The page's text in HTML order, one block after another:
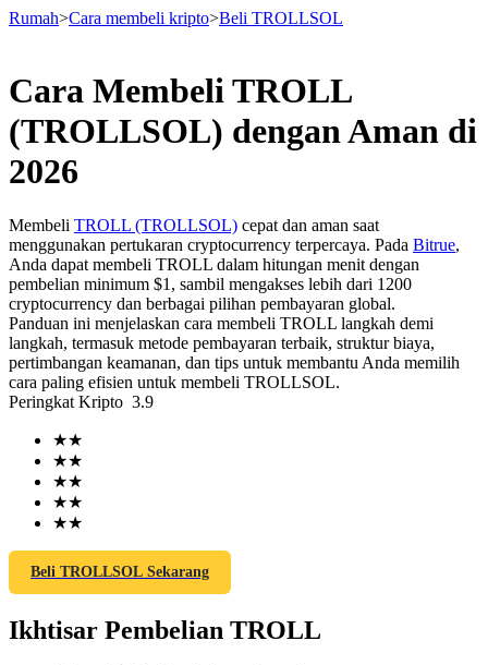
Berjangka
USDT Berjangka
Kontrak berjangka menggunakan USDT sebagai jaminannya
Mata Uang Kripto Berjangka
Rumah>Cara membeli kripto>Beli TROLLSOL
Cara Membeli TROLL
(TROLLSOL) dengan Aman di
2026
Membeli TROLL (TROLLSOL) cepat dan aman saat
menggunakan pertukaran cryptocurrency terpercaya. Pada Bitrue,
Anda dapat membeli TROLL dalam hitungan menit dengan
pembelian minimum $1, sambil mengakses lebih dari 1200
cryptocurrency dan berbagai pilihan pembayaran global.
Panduan ini menjelaskan cara membeli TROLL langkah demi
langkah, termasuk metode pembayaran terbaik, struktur biaya,
pertimbangan keamanan, dan tips untuk membantu Anda memilih
cara paling efisien untuk membeli TROLLSOL.
Peringkat Kripto 3.9
★★
★★
★★
★★
★★
Beli TROLLSOL Sekarang
Ikhtisar Pembelian TROLL